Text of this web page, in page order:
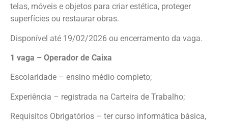
telas, móveis e objetos para criar estética, proteger
superfícies ou restaurar obras.
Disponível até 19/02/2026 ou encerramento da vaga.
1 vaga – Operador de Caixa
Escolaridade – ensino médio completo;
Experiência – registrada na Carteira de Trabalho;
Requisitos Obrigatórios – ter curso informática básica,